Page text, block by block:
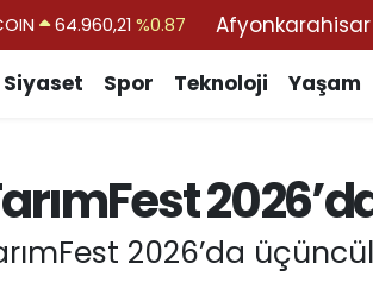
47,7436 %0.18
EURO
55,2510 %0.32
BİST100
13.779%-14
Afyonkarahisar
Siyaset Spor Teknoloji Yaşam
2026’da